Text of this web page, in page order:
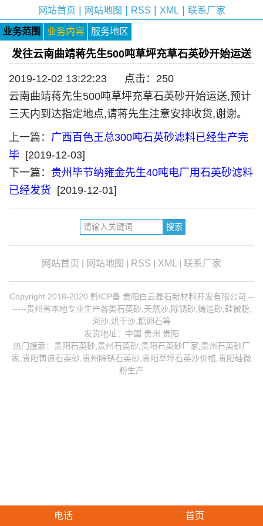
网站首页 网站地图 RSS XML| 联系厂家
业务范围 业务内容 服务地区
发往云南曲靖蒋先生500吨草坪充草石英砂开始运送
2019-12-02 13:22:23 点击： 250
云南曲靖蒋先生500吨草坪充草石英砂开始运送,预计
三天内到达指定地点,请蒋先生注意安排收货,谢谢。
上一篇： 广西百色王总300吨石英砂滤料已经生产完
毕
[2019-12-03]
下一篇： 贵州毕节纳雍金先生40吨电厂用石英砂滤料
已经发货
[2019-12-01]
网站首页 网站地图 RSS XML 联系厂家
Copyright 2018-2020 黔ICP备 贵阳白云磊石新材料开发有限公司 --
-----贵州省本地专业生产各类石英砂,天然沙,除锈砂,铸造砂,硅微粉,
河沙,烘干沙,鹅卵石等
发货地址：中国 贵州 贵阳
热门搜索： 贵阳石英砂 ,贵州石英砂,贵阳石英砂厂家, 贵州石英砂厂
家 贵阳铸造石英砂 贵州除锈石英砂 ,贵阳草坪石英沙价格,贵阳硅微
粉生产
电话 首页